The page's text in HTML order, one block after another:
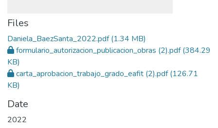
Files
Daniela_BaezSanta_2022.pdf(1.34 MB)
formulario_autorizacion_publicacion_obras (2).pdf(384.29
KB)
carta_aprobacion_trabajo_grado_eafit (2).pdf(126.71
KB)
Date
2022